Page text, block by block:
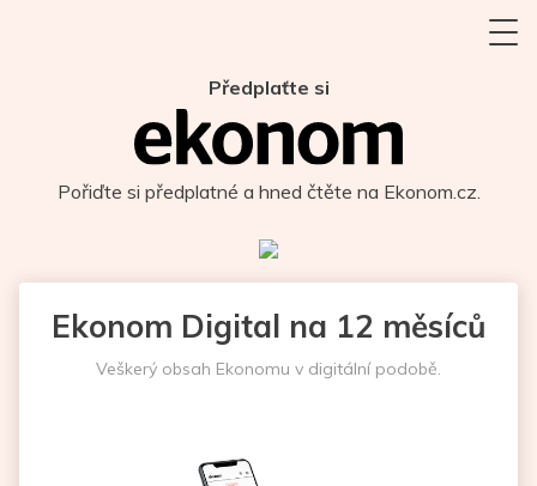
Předplaťte si
Pořiďte si předplatné a hned čtěte na Ekonom.cz.
Ekonom Digital na 12 měsíců
Veškerý obsah Ekonomu v digitální podobě.